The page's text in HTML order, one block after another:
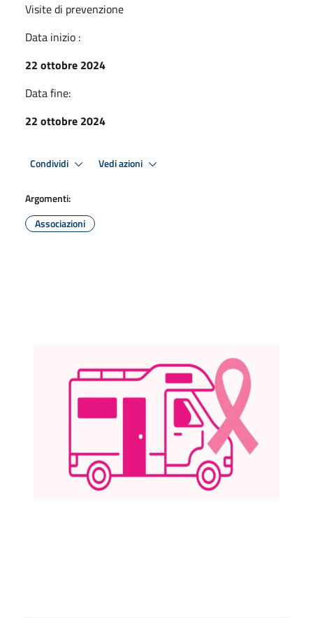
Visite di prevenzione
Data inizio :
22 ottobre 2024
Data fine:
22 ottobre 2024
Condividi Vedi azioni
Argomenti:
Associazioni